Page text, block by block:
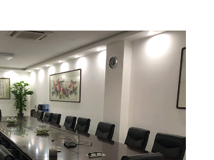
italiano
русский
português
العربية